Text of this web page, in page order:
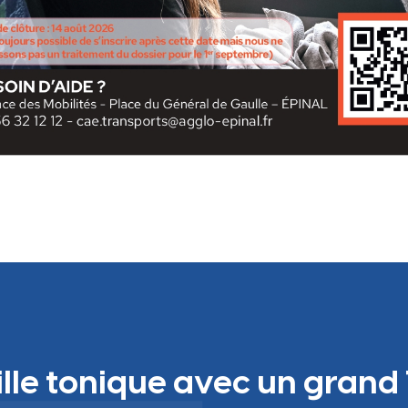
tonique avec un grand